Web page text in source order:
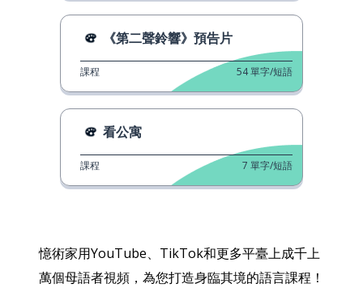
憶術家用YouTube、TikTok和更多平臺上成千上
萬個母語者視頻，為您打造身臨其境的語言課程！
《第二聲鈴響》預告片
課程 54單字/短語
看公寓
課程 7 單字/短語